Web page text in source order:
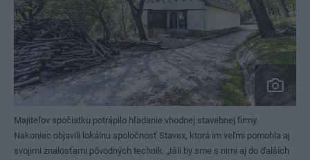
Majiteľov spočiatku potrápilo hľadanie vhodnej stavebnej firmy.
Nakoniec objavili lokálnu spoločnosť Stavex, ktorá im veľmi pomohla aj
svojimi znalosťami pôvodných techník. „Išli by sme s nimi aj do ďalších